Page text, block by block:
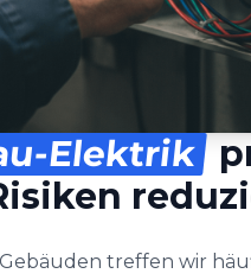
Elektrik
treffen wir